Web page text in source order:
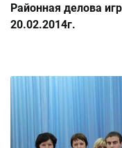
Районная делова
20.02.2014г.